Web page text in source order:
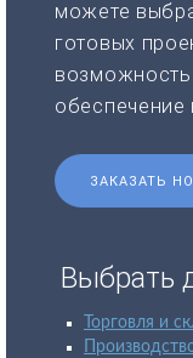
можете
готовых
обеспечение
ЗАКАЗАТЬ
Выбрать
Торговля и